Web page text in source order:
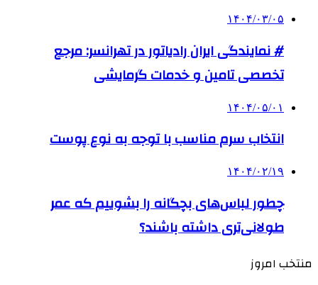
۱۴۰۴/۰۳/۰۵
# نمایندگی ایران رادیاتور در تهرانسر: مرجع
تخصصی تامین و خدمات گرمایشی
۱۴۰۴/۰۵/۰۱
انتخاب سرم مناسب با توجه به نوع پوست
۱۴۰۴/۰۲/۱۹
چطور لباس‌های بچگانه را بشوییم که عمر
طولانی‌تری داشته باشند؟
منتخب امروز